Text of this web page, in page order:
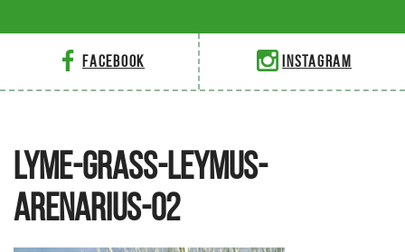
Facebook Instagram
LYME-GRASS-LEYMUS-
ARENARIUS-02